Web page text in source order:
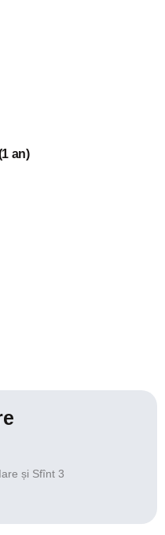
an)
și Sfînt 3